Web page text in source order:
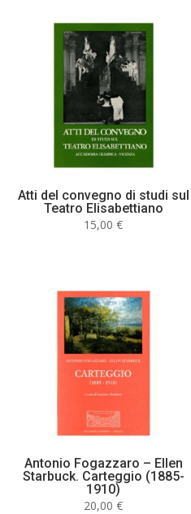
Atti del convegno di studi sul
Teatro Elisabettiano
15,00€
Antonio Fogazzaro – Ellen
Starbuck. Carteggio (1885-
1910)
20,00€